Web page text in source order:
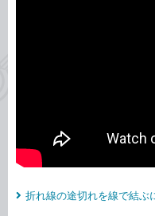
折れ線の途切れを線で結ぶ